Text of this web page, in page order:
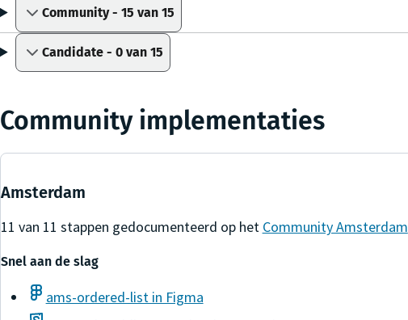
Community - 15 van 15
Candidate - 0 van 15
Community implementaties
Amsterdam
11 van 11 stappen gedocumenteerd op het Community Amsterdam
Snel aan de slag
ams-ordered-list in Figma